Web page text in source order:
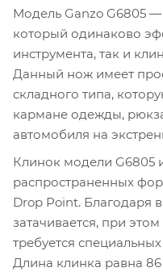
Модель Ganzo G6805
который одинаково
инструмента, так и
Данный нож имеет
складного типа,
кармане одежды,
автомобиля на
Клинок модели G6805
распространенных
Drop Point. Благодаря
затачивается, при
требуется
Длина клинка равна